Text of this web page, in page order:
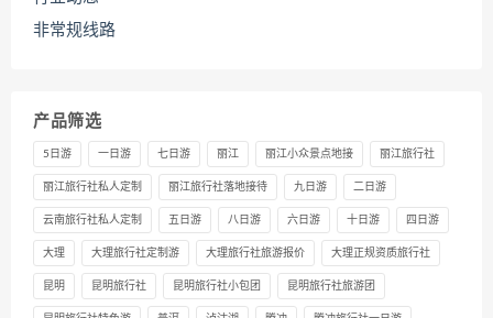
非常规线路
产品筛选
5日游 一日游 七日游 丽江 丽江小众景点地接 丽江旅行社
丽江旅行社私人定制 丽江旅行社落地接待 九日游 二日游
云南旅行社私人定制 五日游 八日游 六日游 十日游 四日游
大理 大理旅行社定制游 大理旅行社旅游报价 大理正规资质旅行社
昆明 昆明旅行社 昆明旅行社小包团 昆明旅行社旅游团